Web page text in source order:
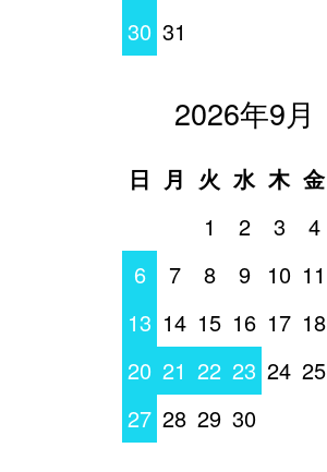
30 31
2026年9月
日 月 火 水 木 金
1
2 3 4
6
7 8 9 10 11
13 14 15 16 17 18
20 21 22 23 24 25
27 28 29 30